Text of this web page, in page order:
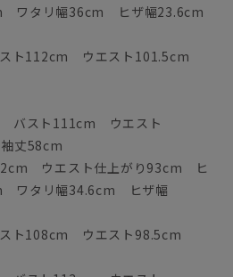
ワタリ幅36cm ヒザ幅23.6cm
ト112cm ウエスト101.5cm
バスト111cm ウエスト
丈58cm
ウエスト仕上がり93cm ヒ
ワタリ幅34.6cm ヒザ幅
ト108cm ウエスト98.5cm